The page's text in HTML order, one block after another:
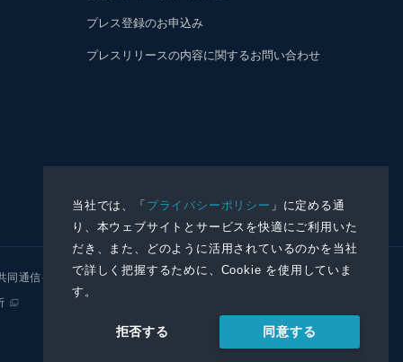
当社では、「 プライバシーポリシー 」に定める通
り、本ウェブサイトとサービスを快適にご利用いた
だき、また、どのように活用されているのかを当社
で詳しく把握するために、Cookie を使用していま
す。
拒否する 同意する
プレス登録のお申込み
プレスリリースの内容に関するお問い合わせ
同通信イメージズ
株式会社NNA